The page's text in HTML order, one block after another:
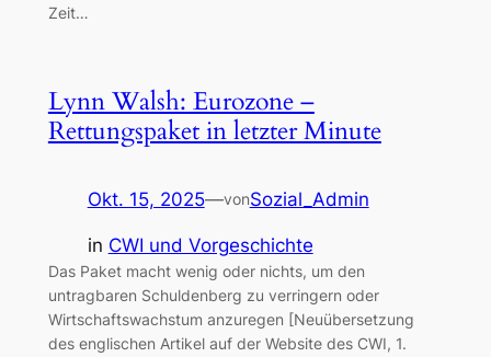
Zeit…
Lynn Walsh: Eurozone –
Rettungspaket in letzter Minute
Okt. 15, 2025—vonSozial_Admin
in CWI und Vorgeschichte
Das Paket macht wenig oder nichts, um den
untragbaren Schuldenberg zu verringern oder
Wirtschaftswachstum anzuregen [Neuübersetzung
des englischen Artikel auf der Website des CWI, 1.